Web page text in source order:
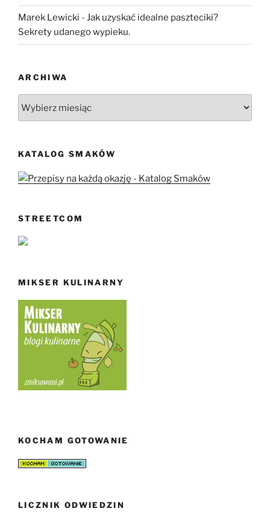
Marek Lewicki - Jak uzyskać idealne paszteciki?
Sekrety udanego wypieku.
ARCHIWA
KATALOG SMAKÓW
STREETCOM
MIKSER KULINARNY
KOCHAM GOTOWANIE
LICZNIK ODWIEDZIN